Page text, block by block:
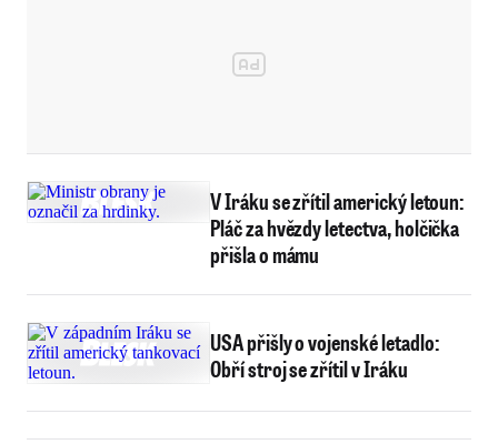
V Iráku se zřítil americký letoun:
Pláč za hvězdy letectva, holčička
přišla o mámu
USA přišly o vojenské letadlo:
Obří stroj se zřítil v Iráku